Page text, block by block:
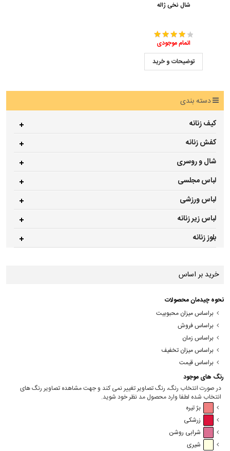
شال نخی ژاله
اتمام موجودی
توضیحات و خرید
دسته بندی
کیف زنانه
کفش زنانه
شال و روسری
لباس مجلسی
لباس ورزشی
لباس زیر زنانه
بلوز زنانه
خرید بر اساس
نحوه چیدمان محصولات
براساس میزان محبوبیت
براساس فروش
براساس زمان
براساس میزان تخفیف
براساس قیمت
رنگ های موجود
در صورت انتخاب رنگ، رنگ تصاویر تغییر نمی کند و جهت مشاهده تصاویر رنگ های
انتخاب شده لطفا وارد محصول مد نظر خود شوید.
بژ تیره
زرشکی
شرابی روشن
شیری